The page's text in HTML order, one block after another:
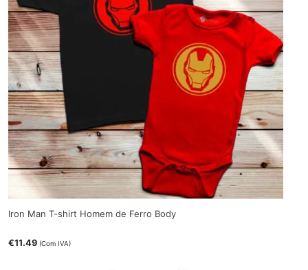
Iron Man T-shirt Homem de Ferro Body
€11.49 (Com IVA)